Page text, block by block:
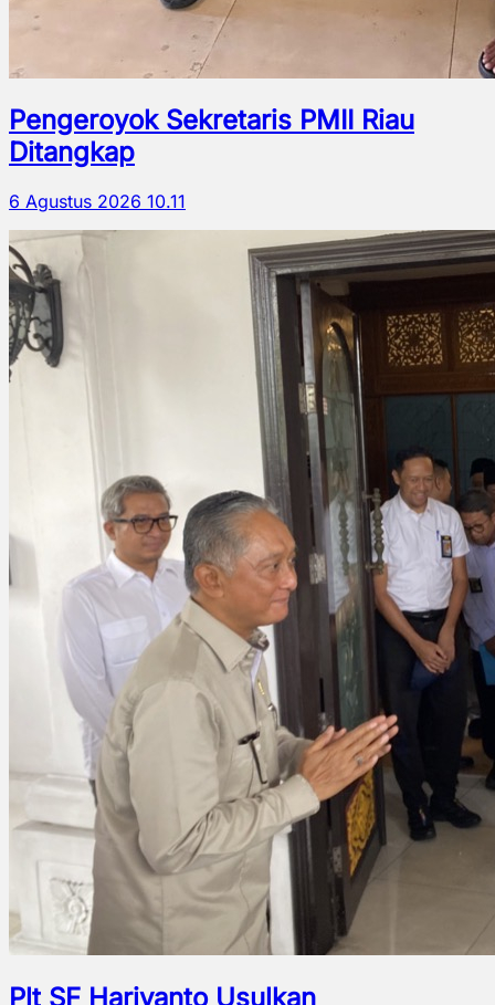
Pengeroyok Sekretaris PMII Riau
Ditangkap
6 Agustus 2026 10.11
Plt SF Hariyanto Usulkan